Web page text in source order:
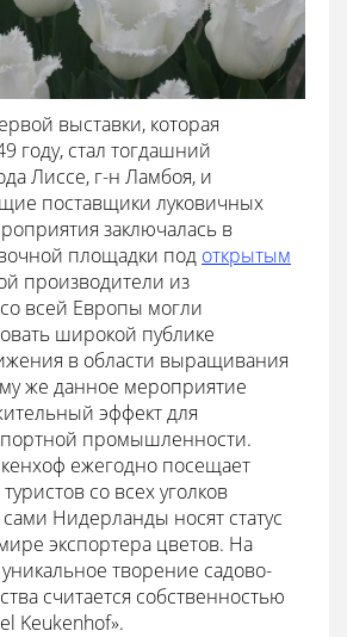
выставки, которая
году, стал тогдашний
Лиссе, г-н Ламбоя, и
поставщики луковичных
заключалась в
площадки под открытым
производители из
всей Европы могли
широкой публике
в области выращивания
же данное мероприятие
эффект для
промышленности.
ежегодно посещает
со всех уголков
сами Нидерланды носят статус
экспортера цветов. На
уникальное творение садово-
считается собственностью
Keukenhof».